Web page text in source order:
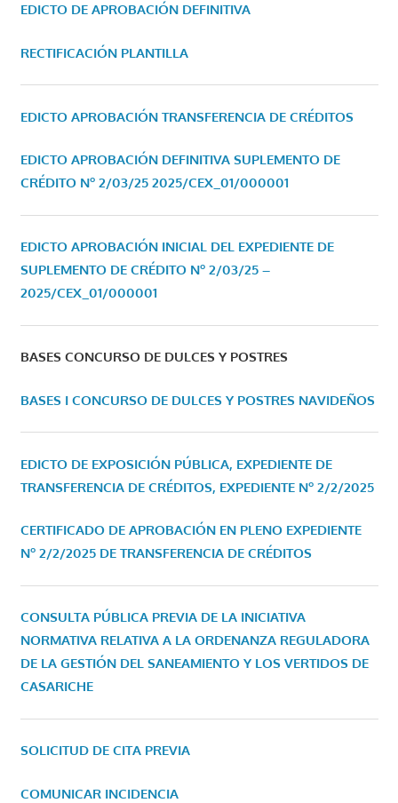
EDICTO DE APROBACIÓN DEFINITIVA
RECTIFICACIÓN PLANTILLA
EDICTO APROBACIÓN TRANSFERENCIA DE CRÉDITOS
EDICTO APROBACIÓN DEFINITIVA SUPLEMENTO DE
CRÉDITO Nº 2/03/25 2025/CEX_01/000001
EDICTO APROBACIÓN INICIAL DEL EXPEDIENTE DE
SUPLEMENTO DE CRÉDITO Nº 2/03/25 –
2025/CEX_01/000001
BASES CONCURSO DE DULCES Y POSTRES
BASES I CONCURSO DE DULCES Y POSTRES NAVIDEÑOS
EDICTO DE EXPOSICIÓN PÚBLICA, EXPEDIENTE DE
TRANSFERENCIA DE CRÉDITOS, EXPEDIENTE Nº 2/2/2025
CERTIFICADO DE APROBACIÓN EN PLENO EXPEDIENTE
Nº 2/2/2025 DE TRANSFERENCIA DE CRÉDITOS
CONSULTA PÚBLICA PREVIA DE LA INICIATIVA
NORMATIVA RELATIVA A LA ORDENANZA REGULADORA
DE LA GESTIÓN DEL SANEAMIENTO Y LOS VERTIDOS DE
CASARICHE
SOLICITUD DE CITA PREVIA
COMUNICAR INCIDENCIA